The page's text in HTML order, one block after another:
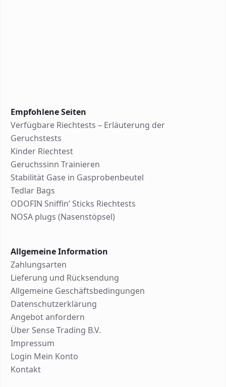
Empfohlene Seiten
Verfügbare Riechtests – Erläuterung der
Geruchstests
Kinder Riechtest
Geruchssinn Trainieren
Stabilität Gase in Gasprobenbeutel
Tedlar Bags
ODOFIN Sniffin’ Sticks Riechtests
NOSA plugs (Nasenstöpsel)
Allgemeine Information
Zahlungsarten
Lieferung und Rücksendung
Allgemeine Geschäftsbedingungen
Datenschutzerklärung
Angebot anfordern
Über Sense Trading B.V.
Impressum
Login Mein Konto
Kontakt